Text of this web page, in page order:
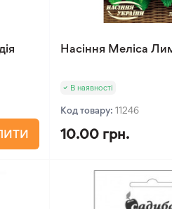
Насіння Меліса
В наявності
Код товару: 11246
10.00 грн.